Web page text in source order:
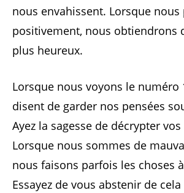
nous envahissent. Lorsque nous
positivement, nous obtiendrons
plus heureux.
Lorsque nous voyons le numéro
disent de garder nos pensées
Ayez la sagesse de décrypter
Lorsque nous sommes de
nous faisons parfois les choses
Essayez de vous abstenir de